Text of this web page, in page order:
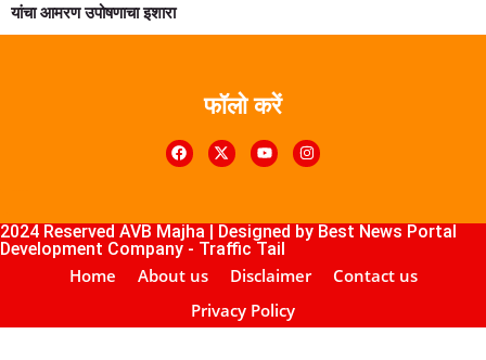
यांचा आमरण उपोषणाचा इशारा
फॉलो करें
2024 Reserved AVB Majha | Designed by Best News Portal
Development Company - Traffic Tail
Home About us Disclaimer
Contact us
Privacy Policy